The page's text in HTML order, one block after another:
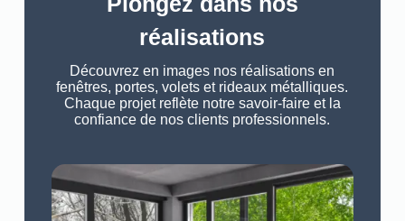
réalisations
Découvrez en images nos réalisations en
fenêtres, portes, volets et rideaux métalliques.
Chaque projet reflète notre savoir-faire et la
confiance de nos clients professionnels.